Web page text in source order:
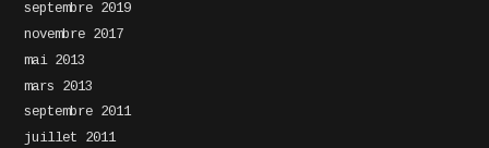
septembre 2019
novembre 2017
mai 2013
mars 2013
septembre 2011
juillet 2011